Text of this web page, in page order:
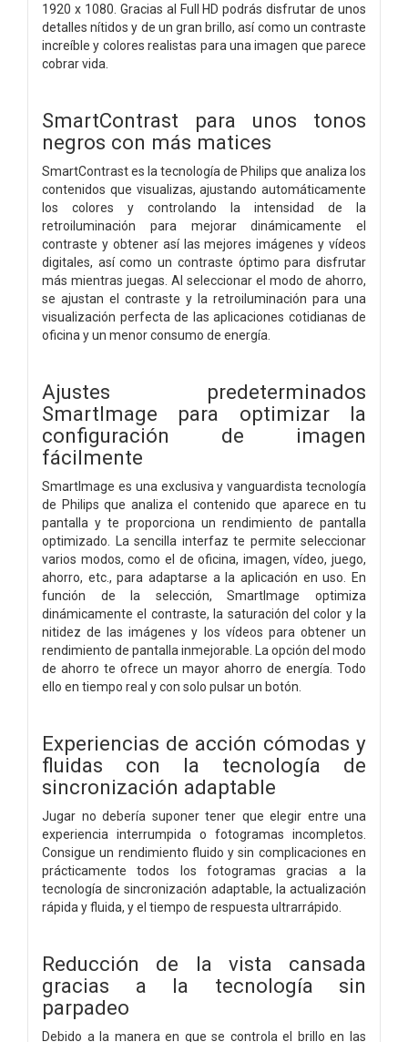
1920 x 1080. Gracias al Full HD podrás disfrutar de unos
detalles nítidos y de un gran brillo, así como un contraste
increíble y colores realistas para una imagen que parece
cobrar vida.
SmartContrast para unos tonos
negros con más matices
SmartContrast es la tecnología de Philips que analiza los
contenidos que visualizas, ajustando automáticamente
los colores y controlando la intensidad de la
retroiluminación para mejorar dinámicamente el
contraste y obtener así las mejores imágenes y vídeos
digitales, así como un contraste óptimo para disfrutar
más mientras juegas. Al seleccionar el modo de ahorro,
se ajustan el contraste y la retroiluminación para una
visualización perfecta de las aplicaciones cotidianas de
oficina y un menor consumo de energía.
Ajustes predeterminados
SmartImage para optimizar la
configuración de imagen
fácilmente
SmartImage es una exclusiva y vanguardista tecnología
de Philips que analiza el contenido que aparece en tu
pantalla y te proporciona un rendimiento de pantalla
optimizado. La sencilla interfaz te permite seleccionar
varios modos, como el de oficina, imagen, vídeo, juego,
ahorro, etc., para adaptarse a la aplicación en uso. En
función de la selección, SmartImage optimiza
dinámicamente el contraste, la saturación del color y la
nitidez de las imágenes y los vídeos para obtener un
rendimiento de pantalla inmejorable. La opción del modo
de ahorro te ofrece un mayor ahorro de energía. Todo
ello en tiempo real y con solo pulsar un botón.
Experiencias de acción cómodas y
fluidas con la tecnología de
sincronización adaptable
Jugar no debería suponer tener que elegir entre una
experiencia interrumpida o fotogramas incompletos.
Consigue un rendimiento fluido y sin complicaciones en
prácticamente todos los fotogramas gracias a la
tecnología de sincronización adaptable, la actualización
rápida y fluida, y el tiempo de respuesta ultrarrápido.
Reducción de la vista cansada
gracias a la tecnología sin
parpadeo
Debido a la manera en que se controla el brillo en las